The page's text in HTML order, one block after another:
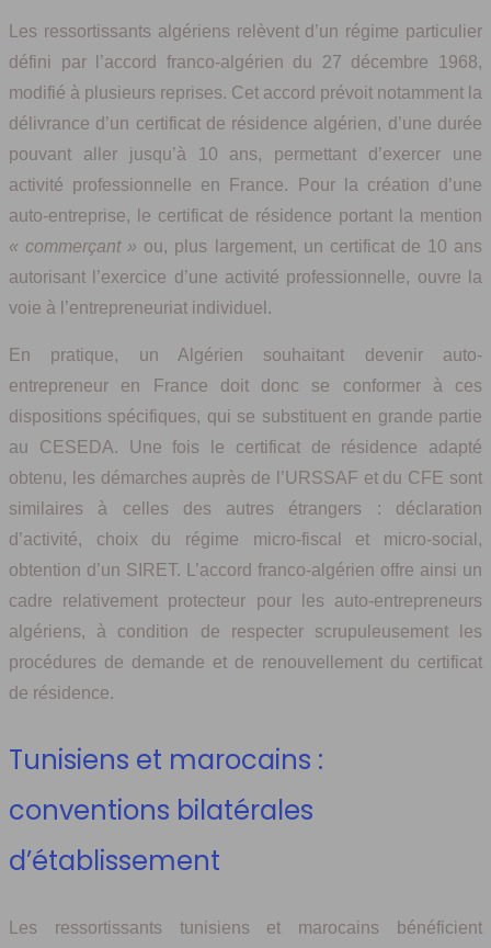
Les ressortissants algériens relèvent d’un régime particulier
défini par l’accord franco-algérien du 27 décembre 1968,
modifié à plusieurs reprises. Cet accord prévoit notamment la
délivrance d’un certificat de résidence algérien, d’une durée
pouvant aller jusqu’à 10 ans, permettant d’exercer une
activité professionnelle en France. Pour la création d’une
auto-entreprise, le certificat de résidence portant la mention
« commerçant » ou, plus largement, un certificat de 10 ans
autorisant l’exercice d’une activité professionnelle, ouvre la
voie à l’entrepreneuriat individuel.
En pratique, un Algérien souhaitant devenir auto-
entrepreneur en France doit donc se conformer à ces
dispositions spécifiques, qui se substituent en grande partie
au CESEDA. Une fois le certificat de résidence adapté
obtenu, les démarches auprès de l’URSSAF et du CFE sont
similaires à celles des autres étrangers : déclaration
d’activité, choix du régime micro-fiscal et micro-social,
obtention d’un SIRET. L’accord franco-algérien offre ainsi un
cadre relativement protecteur pour les auto-entrepreneurs
algériens, à condition de respecter scrupuleusement les
procédures de demande et de renouvellement du certificat
de résidence.
Tunisiens et marocains :
conventions bilatérales
d’établissement
Les ressortissants tunisiens et marocains bénéficient